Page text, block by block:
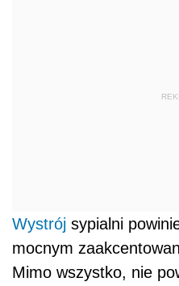
Wystrój sypialni
mocnym
Mimo wszystko, nie